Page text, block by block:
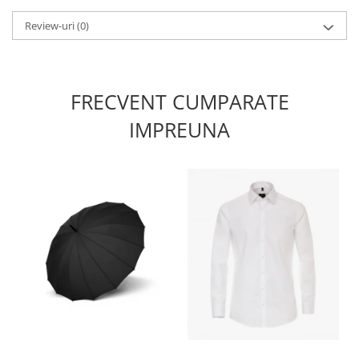
Review-uri(0)
FRECVENT CUMPARATE
IMPREUNA